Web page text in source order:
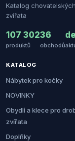
Katalog
zvířata
107 302
produktů
36
obchodů
KATALOG
Nábytek pro kočky
NOVINKY
Obydlí a klece pro
zvířata
Doplňky